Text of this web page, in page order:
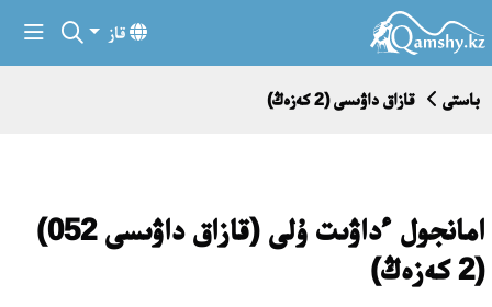
قاز
باستى قازاق داۋىسى (2 كەزەڭ)
امانجول ءداۋىت ۇلى (قازاق داۋىسى 052)
(2 كەزەڭ)